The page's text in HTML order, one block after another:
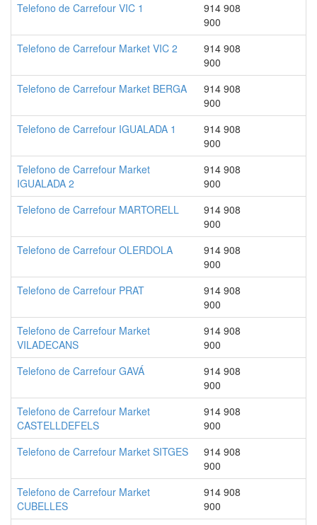
Telefono de Carrefour VIC 1
914 908
900
Telefono de Carrefour Market VIC 2
914 908
900
Telefono de Carrefour Market BERGA
914 908
900
Telefono de Carrefour IGUALADA 1
914 908
900
Telefono de Carrefour Market
IGUALADA 2
914 908
900
Telefono de Carrefour MARTORELL
914 908
900
Telefono de Carrefour OLERDOLA
914 908
900
Telefono de Carrefour PRAT
914 908
900
Telefono de Carrefour Market
VILADECANS
914 908
900
Telefono de Carrefour GAVÁ
914 908
900
Telefono de Carrefour Market
CASTELLDEFELS
914 908
900
Telefono de Carrefour Market SITGES
914 908
900
Telefono de Carrefour Market
CUBELLES
914 908
900